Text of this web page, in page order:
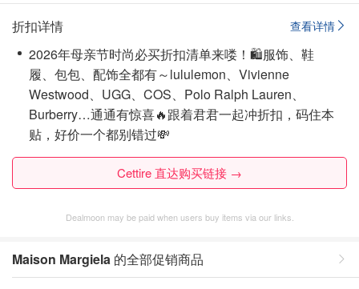
查看详情
折扣详情
2026年母亲节时尚必买折扣清单来喽！🛍️服饰、鞋
履、包包、配饰全都有～lululemon、Vivienne
Westwood、UGG、COS、Polo Ralph Lauren、
Burberry…通通有惊喜🔥跟着君君一起冲折扣，码住本
贴，好价一个都别错过💸
Cettire 直达购买链接 →
Dealmoon may be paid when users buy items via our links.
Maison Margiela 的全部促销商品